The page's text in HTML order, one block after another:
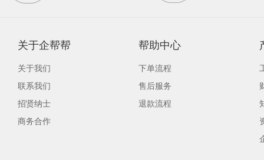
关于企帮帮
关于我们
联系我们
招贤纳士
商务合作
帮助中心
下单流程
售后服务
退款流程